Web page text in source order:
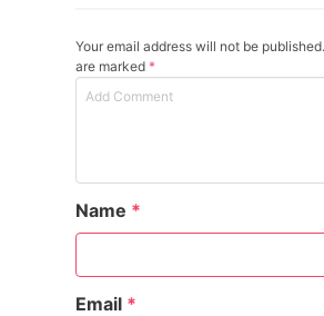
Your email address will not be
are marked *
Name *
Email *